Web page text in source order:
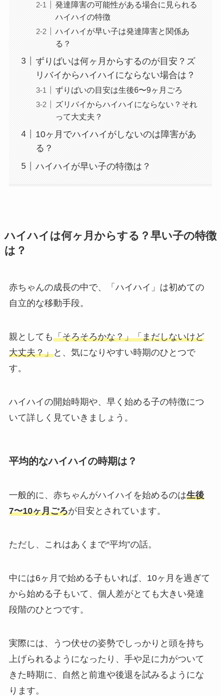
発達障害の可能性がある場合に見られる
ハイハイの特徴
ハイハイが早い子は発達障害と関係あ
る？
ずりばいは何ヶ月からするのが目安？ズ
リバイからハイハイにならない場合は？
ずりばいの目安は生後6〜9ヶ月ごろ
ズリバイからハイハイにならない？それ
って大丈夫？
10ヶ月でハイハイがしないのは障害があ
る？
ハイハイが早い子の特徴は？
ハイハイは何ヶ月からする？早い子の特徴
は？
赤ちゃんの成長の中で、「ハイハイ」は初めての
自立的な移動手段。
親としても「そろそろかな？」「まだしないけど
大丈夫？」と、気になりやすい時期のひとつで
す。
ハイハイの開始時期や、早く始める子の特徴につ
いて詳しく見ていきましょう。
平均的なハイハイの時期は？
一般的に、赤ちゃんがハイハイを始めるのは生後
7〜10ヶ月ごろが目安とされています。
ただし、これはあくまで“平均”の話。
中には6ヶ月で始める子もいれば、10ヶ月を過ぎて
から始める子もいて、個人差がとても大きい発達
段階のひとつです。
実際には、うつ伏せの姿勢でしっかりと頭を持ち
上げられるようになったり、手や足に力がついて
きた時期に、自然と前進や後退を試みるようにな
ります。